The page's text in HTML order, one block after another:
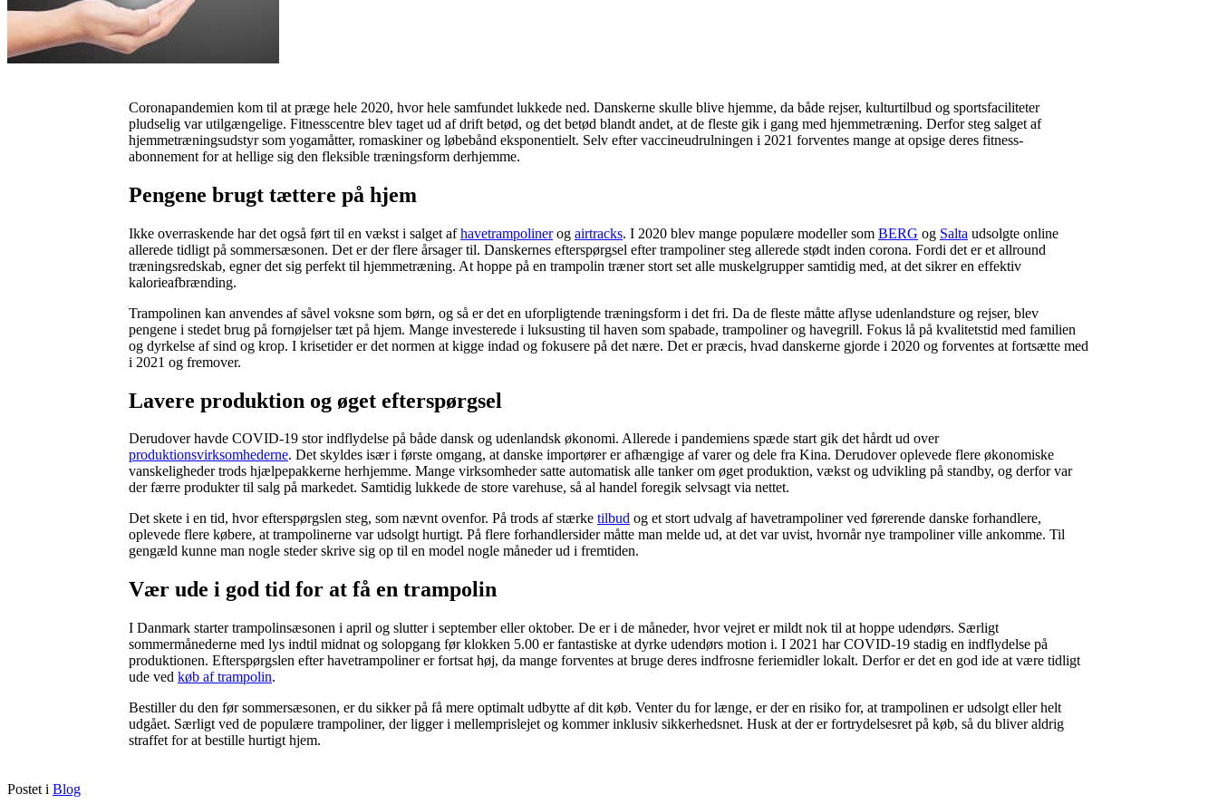
Coronapandemien kom til at præge hele 2020, hvor hele samfundet lukkede ned. Danskerne skulle blive hjemme, da både rejser, kulturtilbud og sportsfaciliteter
pludselig var utilgængelige. Fitnesscentre blev taget ud af drift betød, og det betød blandt andet, at de fleste gik i gang med hjemmetræning. Derfor steg salget af
hjemmetræningsudstyr som yogamåtter, romaskiner og løbebånd eksponentielt. Selv efter vaccineudrulningen i 2021 forventes mange at opsige deres fitness-
abonnement for at hellige sig den fleksible træningsform derhjemme.
Pengene brugt tættere på hjem
Ikke overraskende har det også ført til en vækst i salget afhavetrampolinerog airtracks. I 2020 blev mange populære modeller som BERG og Salta udsolgte online
allerede tidligt på sommersæsonen. Det er der flere årsager til. Danskernes efterspørgsel efter trampoliner steg allerede stødt inden corona. Fordi det er et allround
træningsredskab, egner det sig perfekt til hjemmetræning. At hoppe på en trampolin træner stort set alle muskelgrupper samtidig med, at det sikrer en effektiv
kalorieafbrænding.
Trampolinen kan anvendes af såvel voksne som børn, og så er det en uforpligtende træningsform i det fri. Da de fleste måtte aflyse udenlandsture og rejser, blev
pengene i stedet brug på fornøjelser tæt på hjem. Mange investerede i luksusting til haven som spabade, trampoliner og havegrill. Fokus lå på kvalitetstid med familien
og dyrkelse af sind og krop. I krisetider er det normen at kigge indad og fokusere på det nære. Det er præcis, hvad danskerne gjorde i 2020 og forventes at fortsætte med
i 2021 og fremover.
Lavere produktion og øget efterspørgsel
Derudover havde COVID-19 stor indflydelse på både dansk og udenlandsk økonomi. Allerede i pandemiens spæde start gik det hårdt ud over
produktionsvirksomhederne. Det skyldes især i første omgang, at danske importører er afhængige af varer og dele fra Kina. Derudover oplevede flere økonomiske
vanskeligheder trods hjælpepakkerne herhjemme. Mange virksomheder satte automatisk alle tanker om øget produktion, vækst og udvikling på standby, og derfor var
der færre produkter til salg på markedet. Samtidig lukkede de store varehuse, så al handel foregik selvsagt via nettet.
Det skete i en tid, hvor efterspørgslen steg, som nævnt ovenfor. På trods af stærke tilbud og et stort udvalg af havetrampoliner ved førerende danske forhandlere,
oplevede flere købere, at trampolinerne var udsolgt hurtigt. På flere forhandlersider måtte man melde ud, at det var uvist, hvornår nye trampoliner ville ankomme. Til
gengæld kunne man nogle steder skrive sig op til en model nogle måneder ud i fremtiden.
Vær ude i god tid for at få en trampolin
I Danmark starter trampolinsæsonen i april og slutter i september eller oktober. De er i de måneder, hvor vejret er mildt nok til at hoppe udendørs. Særligt
sommermånederne med lys indtil midnat og solopgang før klokken 5.00 er fantastiske at dyrke udendørs motion i. I 2021 har COVID-19 stadig en indflydelse på
produktionen. Efterspørgslen efter havetrampoliner er fortsat høj, da mange forventes at bruge deres indfrosne feriemidler lokalt. Derfor er det en god ide at være tidligt
ude ved køb af trampolin.
Bestiller du den før sommersæsonen, er du sikker på få mere optimalt udbytte af dit køb. Venter du for længe, er der en risiko for, at trampolinen er udsolgt eller helt
udgået. Særligt ved de populære trampoliner, der ligger i mellemprislejet og kommer inklusiv sikkerhedsnet. Husk at der er fortrydelsesret på køb, så du bliver aldrig
straffet for at bestille hurtigt hjem.
Postet i Blog